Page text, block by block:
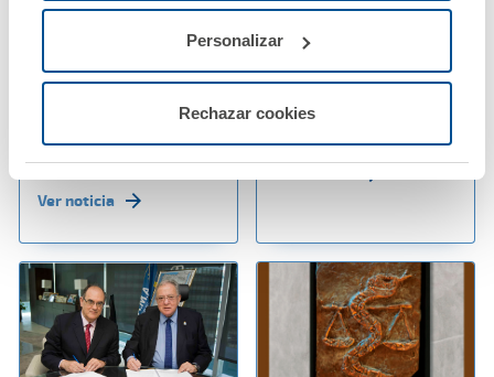
Personalizar
Rechazar cookies
Enfermería de
Granada renuevan su
convenio de
colaboración |
Agrupación Mutual
Aseguradora
Ver noticia
seguro de Decesos
servicios de
testamento online,
gestión de vida digital